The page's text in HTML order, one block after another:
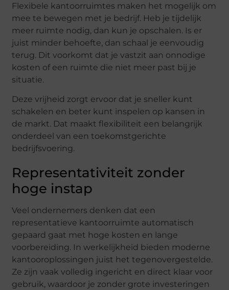
Flexibele kantoorruimtes maken het mogelijk om
mee te bewegen met je bedrijf. Heb je tijdelijk
meer ruimte nodig, dan kun je opschalen. Is er
juist minder behoefte, dan schaal je eenvoudig
terug. Dit voorkomt dat je vastzit aan onnodige
kosten of een ruimte die niet meer past bij je
situatie.
Deze vrijheid zorgt ervoor dat je sneller kunt
schakelen en beter kunt inspelen op kansen in
de markt. Dat maakt flexibiliteit een belangrijk
onderdeel van een toekomstgerichte
bedrijfsvoering.
Representativiteit zonder
hoge instap
Veel ondernemers denken dat een
representatieve kantoorruimte automatisch
gepaard gaat met hoge kosten en lange
voorbereiding. In werkelijkheid bieden moderne
kantooroplossingen juist het tegenovergestelde.
Ze zijn vaak volledig ingericht en direct klaar voor
gebruik, waardoor je zonder grote investeringen